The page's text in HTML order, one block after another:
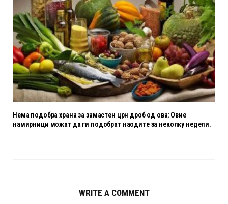
Нема подобра храна за замастен црн дроб од ова: Овие
намирници можат да ги подобрат наодите за неколку недели.
WRITE A COMMENT